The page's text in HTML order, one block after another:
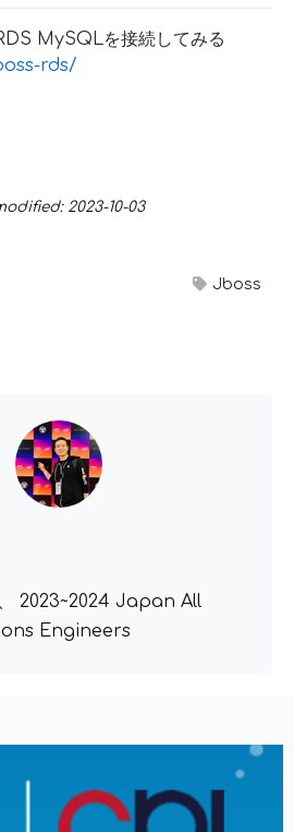
MySQLを接続してみる
rds/
2023-10-03
Jboss
2023~2024 Japan All
Engineers